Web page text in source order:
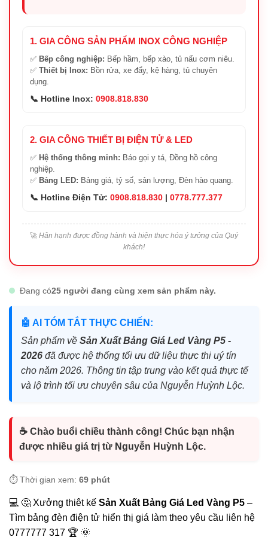
1. GIA CÔNG SẢN PHẨM INOX CÔNG NGHIỆP
✅ Bếp công nghiệp: Bếp hầm, bếp xào, tủ nấu cơm niêu.
✅ Thiết bị Inox: Bồn rửa, xe đẩy, kệ hàng, tủ chuyên
dụng.
📞 Hotline Inox: 0908.818.830
2. GIA CÔNG THIẾT BỊ ĐIỆN TỬ & LED
✅ Hệ thống thông minh: Báo gọi y tá, Đồng hồ công
nghiệp.
✅ Bảng LED: Bảng giá, tỷ số, sản lượng, Đèn hào quang.
📞 Hotline Điện Tử: 0908.818.830 | 0778.777.377
🚀 Hân hạnh được đồng hành và hiện thực hóa ý tưởng của Quý
khách!
Đang có25 người đang cùng xem sản phẩm này.
🤖 AI TÓM TẮT THỰC CHIẾN:
Sản phẩm về Sản Xuất Bảng Giá Led Vàng P5 -
2026 đã được hệ thống tối ưu dữ liệu thực thi uý tín
cho năm 2026. Thông tin tập trung vào kết quả thực tế
và lộ trình tối ưu chuyên sâu của Nguyễn Huỳnh Lộc.
☕ Chào buổi chiều thành công! Chúc bạn nhận
được nhiều giá trị từ Nguyễn Huỳnh Lộc.
⏱️ Thời gian xem: 69 phút
💻 🤔 Xưởng thiêt kế Sản Xuất Bảng Giá Led Vàng P5 –
Tìm bảng đèn điện tử hiển thị giá làm theo yêu cầu liên hệ
0777777 317 🏆 🌞